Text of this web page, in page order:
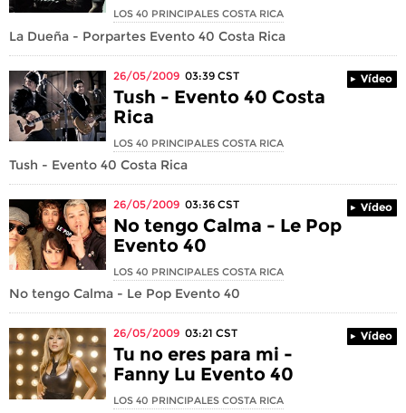
LOS 40 PRINCIPALES COSTA RICA
La Dueña - Porpartes Evento 40 Costa Rica
26/05/2009 03:39 CST Vídeo
Tush - Evento 40 Costa
Rica
LOS 40 PRINCIPALES COSTA RICA
Tush - Evento 40 Costa Rica
26/05/2009 03:36 CST Vídeo
No tengo Calma - Le Pop
Evento 40
LOS 40 PRINCIPALES COSTA RICA
No tengo Calma - Le Pop Evento 40
26/05/2009 03:21 CST Vídeo
Tu no eres para mi -
Fanny Lu Evento 40
LOS 40 PRINCIPALES COSTA RICA